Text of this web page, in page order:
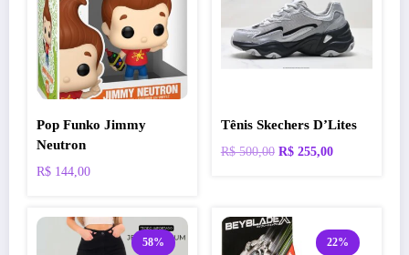
Pop Funko Jimmy
Neutron
R$ 144,00
Tênis Skechers D’Lites
R$500,00 O
R$ 500,00.
R$255,00O
R$ 255,00.
58% 22%